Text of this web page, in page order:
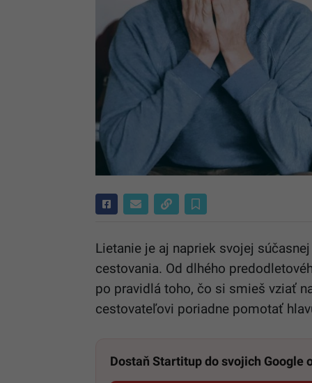
Lietanie je aj napriek svojej
cestovania. Od dlhého
po pravidlá toho, čo si smieš vziať
cestovateľovi poriadne pomotať
Dostaň Startitup do svojich Google